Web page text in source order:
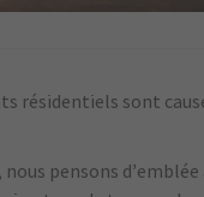
résidentiels sont
pensons